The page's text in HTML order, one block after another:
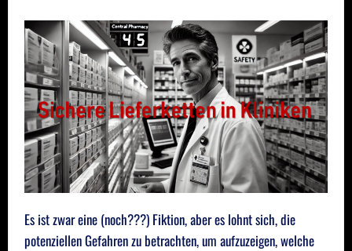
Es ist zwar eine (noch???) Fiktion, aber es lohnt sich, die
potenziellen Gefahren zu betrachten, um aufzuzeigen, welche